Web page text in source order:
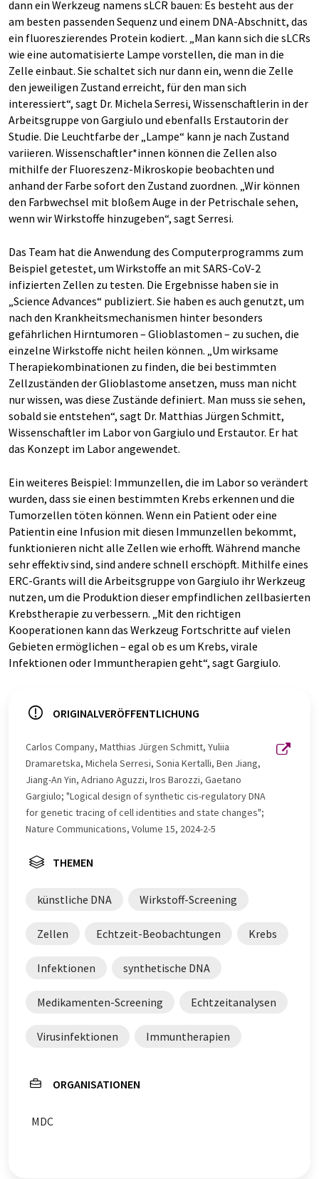
dann ein Werkzeug namens sLCR bauen: Es besteht aus der
am besten passenden Sequenz und einem DNA-Abschnitt, das
ein fluoreszierendes Protein kodiert. „Man kann sich die sLCRs
wie eine automatisierte Lampe vorstellen, die man in die
Zelle einbaut. Sie schaltet sich nur dann ein, wenn die Zelle
den jeweiligen Zustand erreicht, für den man sich
interessiert“, sagt Dr. Michela Serresi, Wissenschaftlerin in der
Arbeitsgruppe von Gargiulo und ebenfalls Erstautorin der
Studie. Die Leuchtfarbe der „Lampe“ kann je nach Zustand
variieren. Wissenschaftler*innen können die Zellen also
mithilfe der Fluoreszenz-Mikroskopie beobachten und
anhand der Farbe sofort den Zustand zuordnen. „Wir können
den Farbwechsel mit bloßem Auge in der Petrischale sehen,
wenn wir Wirkstoffe hinzugeben“, sagt Serresi.
Das Team hat die Anwendung des Computerprogramms zum
Beispiel getestet, um Wirkstoffe an mit SARS-CoV-2
infizierten Zellen zu testen. Die Ergebnisse haben sie in
„Science Advances“ publiziert. Sie haben es auch genutzt, um
nach den Krankheitsmechanismen hinter besonders
gefährlichen Hirntumoren – Glioblastomen – zu suchen, die
einzelne Wirkstoffe nicht heilen können. „Um wirksame
Therapiekombinationen zu finden, die bei bestimmten
Zellzuständen der Glioblastome ansetzen, muss man nicht
nur wissen, was diese Zustände definiert. Man muss sie sehen,
sobald sie entstehen“, sagt Dr. Matthias Jürgen Schmitt,
Wissenschaftler im Labor von Gargiulo und Erstautor. Er hat
das Konzept im Labor angewendet.
Ein weiteres Beispiel: Immunzellen, die im Labor so verändert
wurden, dass sie einen bestimmten Krebs erkennen und die
Tumorzellen töten können. Wenn ein Patient oder eine
Patientin eine Infusion mit diesen Immunzellen bekommt,
funktionieren nicht alle Zellen wie erhofft. Während manche
sehr effektiv sind, sind andere schnell erschöpft. Mithilfe eines
ERC-Grants will die Arbeitsgruppe von Gargiulo ihr Werkzeug
nutzen, um die Produktion dieser empfindlichen zellbasierten
Krebstherapie zu verbessern. „Mit den richtigen
Kooperationen kann das Werkzeug Fortschritte auf vielen
Gebieten ermöglichen – egal ob es um Krebs, virale
Infektionen oder Immuntherapien geht“, sagt Gargiulo.
ORIGINALVERÖFFENTLICHUNG
Carlos Company, Matthias Jürgen Schmitt, Yuliia
Dramaretska, Michela Serresi, Sonia Kertalli, Ben Jiang,
Jiang-An Yin, Adriano Aguzzi, Iros Barozzi, Gaetano
Gargiulo; "Logical design of synthetic cis-regulatory DNA
for genetic tracing of cell identities and state changes";
Nature Communications, Volume 15, 2024-2-5
THEMEN
künstliche DNA Wirkstoff-Screening
Zellen Echtzeit-Beobachtungen Krebs
Infektionen synthetische DNA
Medikamenten-Screening Echtzeitanalysen
Virusinfektionen Immuntherapien
ORGANISATIONEN
MDC